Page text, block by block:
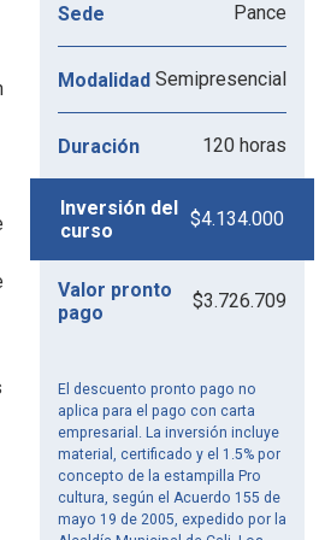
Sede Pance
Modalidad Semipresencial
Duración 120 horas
Inversión del
curso
$4.134.000
Valor pronto
pago
$3.726.709
El descuento pronto pago no
aplica para el pago con carta
empresarial. La inversión incluye
material, certificado y el 1.5% por
concepto de la estampilla Pro
cultura, según el Acuerdo 155 de
mayo 19 de 2005, expedido por la